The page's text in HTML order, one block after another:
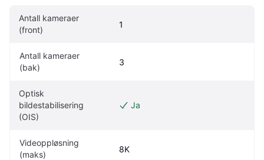
Antall kameraer
(front)
1
Antall kameraer
(bak)
3
Optisk
bildestabilisering
(OIS)
Ja
Videoppløsning
(maks)
8K